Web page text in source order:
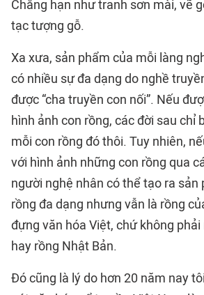
Chẳng hạn như tranh sơn mài, vẽ
tạc tượng gỗ.
Xa xưa, sản phẩm của mỗi làng
có nhiều sự đa dạng do nghề
được “cha truyền con nối”. Nếu
hình ảnh con rồng, các đời sau chỉ
mỗi con rồng đó thôi. Tuy nhiên,
với hình ảnh những con rồng qua
người nghệ nhân có thể tạo ra sản
rồng đa dạng nhưng vẫn là rồng
đựng văn hóa Việt, chứ không phải
hay rồng Nhật Bản.
Đó cũng là lý do hơn 20 năm nay